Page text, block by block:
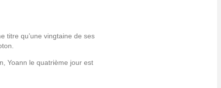
titre qu’une vingtaine de ses
Yoann le quatrième jour est